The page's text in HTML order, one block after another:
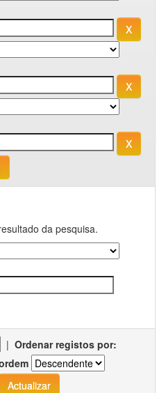
da pesquisa.
| Ordenar registos por: